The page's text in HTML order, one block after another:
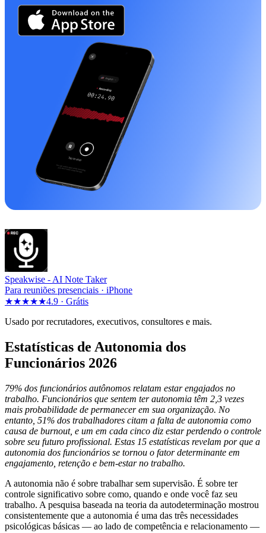
Speakwise - AI Note Taker
Para reuniões presenciais · iPhone
★★★★★4.9 · Grátis
Usado por recrutadores, executivos, consultores e mais.
Estatísticas de Autonomia dos
Funcionários 2026
79% dos funcionários autônomos relatam estar engajados no
trabalho. Funcionários que sentem ter autonomia têm 2,3 vezes
mais probabilidade de permanecer em sua organização. No
entanto, 51% dos trabalhadores citam a falta de autonomia como
causa de burnout, e um em cada cinco diz estar perdendo o controle
sobre seu futuro profissional. Estas 15 estatísticas revelam por que a
autonomia dos funcionários se tornou o fator determinante em
engajamento, retenção e bem-estar no trabalho.
A autonomia não é sobre trabalhar sem supervisão. É sobre ter
controle significativo sobre como, quando e onde você faz seu
trabalho. A pesquisa baseada na teoria da autodeterminação mostrou
consistentemente que a autonomia é uma das três necessidades
psicológicas básicas — ao lado de competência e relacionamento —